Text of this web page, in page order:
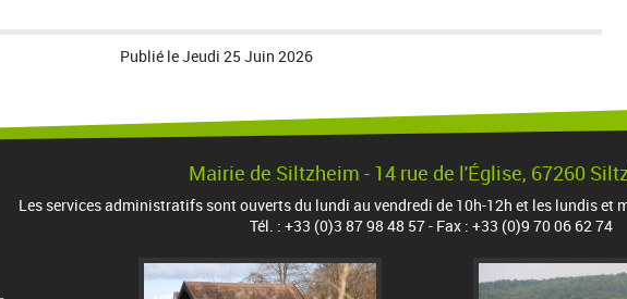
Publié leJeudi 25 Juin 2026
Mairie de Siltzheim - 14 rue de l'Église, 67260
Les services administratifs sont ouverts du lundi au vendredi de 10h-12h et les lundis et
Tél. : +33 (0)3 87 98 48 57 - Fax : +33 (0)9 70 06 62 74